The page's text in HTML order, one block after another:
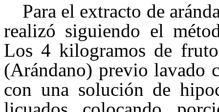
Para el extracto de
realizó siguiendo el
Los 4 kilogramos de
(Arándano) previo lavado
con una solución de